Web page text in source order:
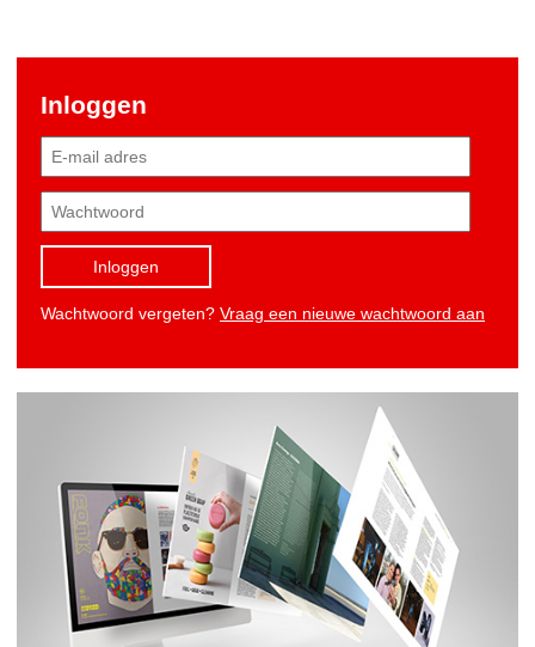
Inloggen
Inloggen
Wachtwoord vergeten? Vraag een nieuwe wachtwoord aan